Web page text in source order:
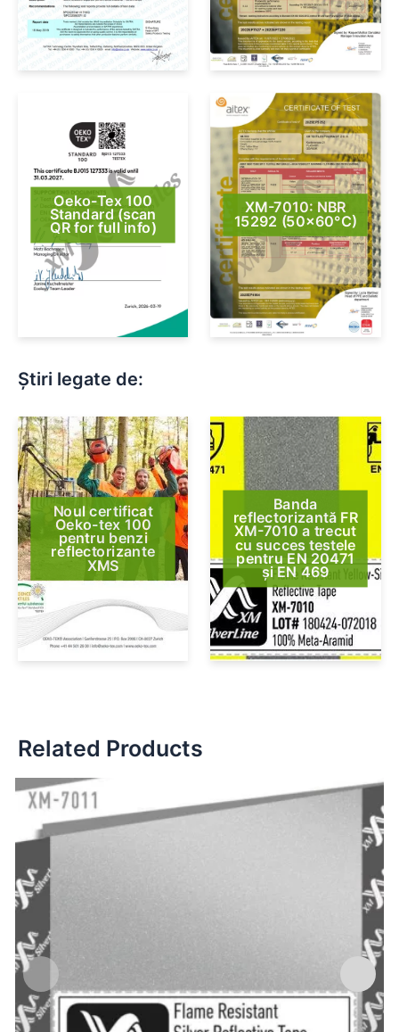
Oeko-Tex 100
Standard (scan
QR for full info)
XM-7010: NBR
15292 (50×60°C)
Știri legate de:
Noul certificat
Oeko-tex 100
pentru benzi
reflectorizante
XMS
Banda
reflectorizantă FR
XM-7010 a trecut
cu succes testele
pentru EN 20471
și EN 469
Related Products